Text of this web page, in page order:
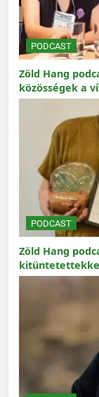
PODCAST
Zöld Hang
közösségek a
PODCAST
Zöld Hang